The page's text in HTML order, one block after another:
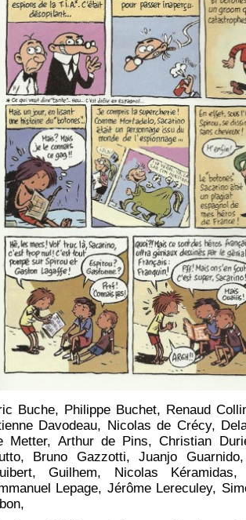
Buche, Philippe Buchet, Renaud
Davodeau, Nicolas de Crécy,
Metter, Arthur de Pins, Christian
Bruno Gazzotti, Juanjo
Guilhem, Nicolas Kéramidas,
Lepage, Jérôme Lereculey,